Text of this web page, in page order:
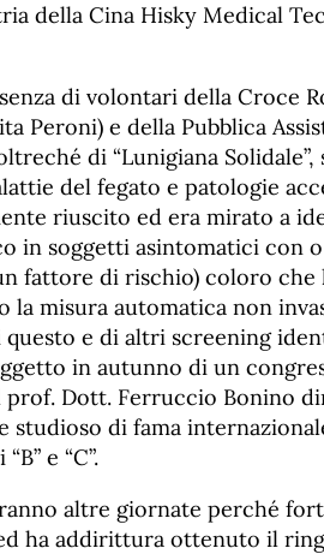
della Cina Hisky Medical
di volontari della Croce
Peroni) e della Pubblica
di “Lunigiana
del fegato e patologie
riuscito ed era mirato a
in soggetti asintomatici con
fattore di rischio) coloro che
misura automatica non
e di altri screening
in autunno di un
Dott. Ferruccio Bonino
di fama
e “C”.
altre giornate perché
ha addirittura ottenuto il